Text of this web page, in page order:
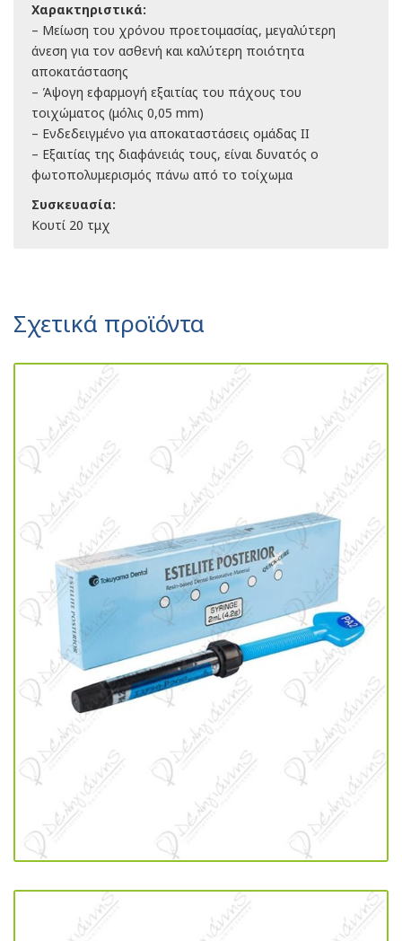
Χαρακτηριστικά:
– Μείωση του χρόνου προετοιμασίας, μεγαλύτερη
άνεση για τον ασθενή και καλύτερη ποιότητα
αποκατάστασης
– Άψογη εφαρμογή εξαιτίας του πάχους του
τοιχώματος (μόλις 0,05 mm)
– Ενδεδειγμένο για αποκαταστάσεις ομάδας ΙΙ
– Εξαιτίας της διαφάνειάς τους, είναι δυνατός ο
φωτοπολυμερισμός πάνω από το τοίχωμα
Συσκευασία:
Κουτί 20 τμχ
Σχετικά προϊόντα